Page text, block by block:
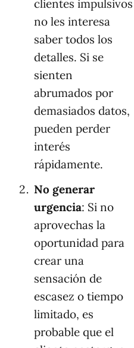
clientes impulsivos
no les interesa
saber todos los
detalles. Si se
sienten
abrumados por
demasiados datos,
pueden perder
interés
rápidamente.
No generar
urgencia: Si no
aprovechas la
oportunidad para
crear una
sensación de
escasez o tiempo
limitado, es
probable que el